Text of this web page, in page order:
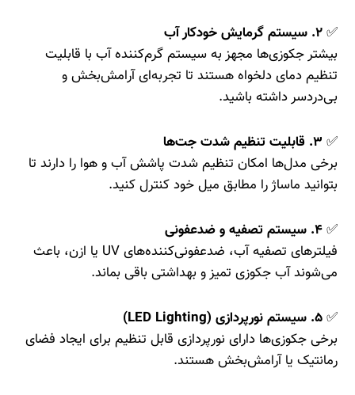
✅۲. سیستم گرمایش خودکار آب
بیشتر جکوزی‌ها مجهز به سیستم گرم‌کننده آب با قابلیت
تنظیم دمای دلخواه هستند تا تجربه‌ای آرامش‌بخش و
بی‌دردسر داشته باشید.
✅ ۳. قابلیت تنظیم شدت جت‌ها
برخی مدل‌ها امکان تنظیم شدت پاشش آب و هوا را دارند تا
بتوانید ماساژ را مطابق میل خود کنترل کنید.
✅۴. سیستم تصفیه و ضدعفونی
فیلترهای تصفیه آب، ضدعفونی‌کننده‌های UV یا ازن، باعث
می‌شوند آب جکوزی تمیز و بهداشتی باقی بماند.
✅۵. سیستم نورپردازی (LED Lighting)
برخی جکوزی‌ها دارای نورپردازی قابل تنظیم برای ایجاد فضای
رمانتیک یا آرامش‌بخش هستند.